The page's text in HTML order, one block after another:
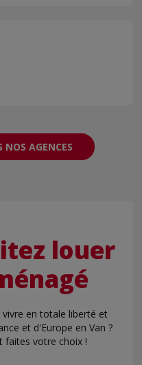
NOS AGENCES
louer
vivre en totale liberté et
et d'Europe en Van ?
faites votre choix !